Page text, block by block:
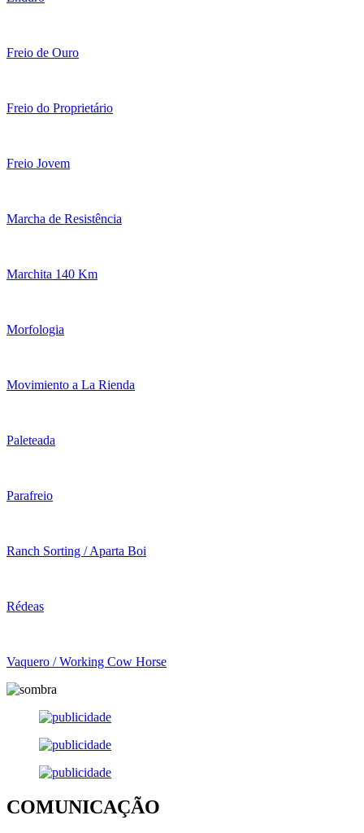
Freio de Ouro
Freio do Proprietário
Freio Jovem
Marcha de Resistência
Marchita 140 Km
Morfologia
Movimiento a La Rienda
Paleteada
Parafreio
Ranch Sorting / Aparta Boi
Rédeas
Vaquero / Working Cow Horse
COMUNICAÇÃO